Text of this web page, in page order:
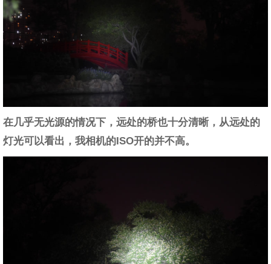
在几乎无光源的情况下，远处的桥也十分清晰，从远处的
灯光可以看出，我相机的ISO开的并不高。